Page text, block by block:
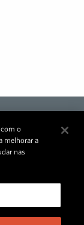
o
melhorar a
nas